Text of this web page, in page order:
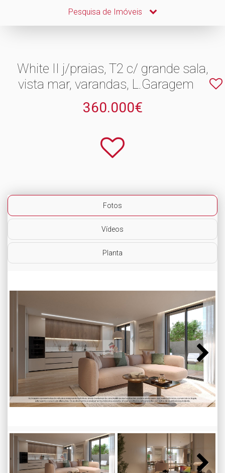
Pesquisa de Imóveis
White II j/praias, T2 c/ grande sala,
vista mar, varandas, L.Garagem
360.000€
Fotos
Vídeos
Planta
Next